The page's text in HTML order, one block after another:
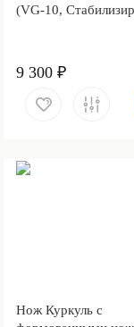
(VG-10,
Stonewash)
9 300 ₽
Нож Куркуль с